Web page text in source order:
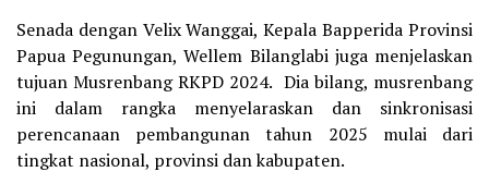
Senada dengan Velix Wanggai, Kepala Bapperida Provinsi
Papua Pegunungan, Wellem Bilanglabi juga menjelaskan
tujuan Musrenbang RKPD 2024. Dia bilang, musrenbang
ini dalam rangka menyelaraskan dan sinkronisasi
perencanaan pembangunan tahun 2025 mulai dari
tingkat nasional, provinsi dan kabupaten.